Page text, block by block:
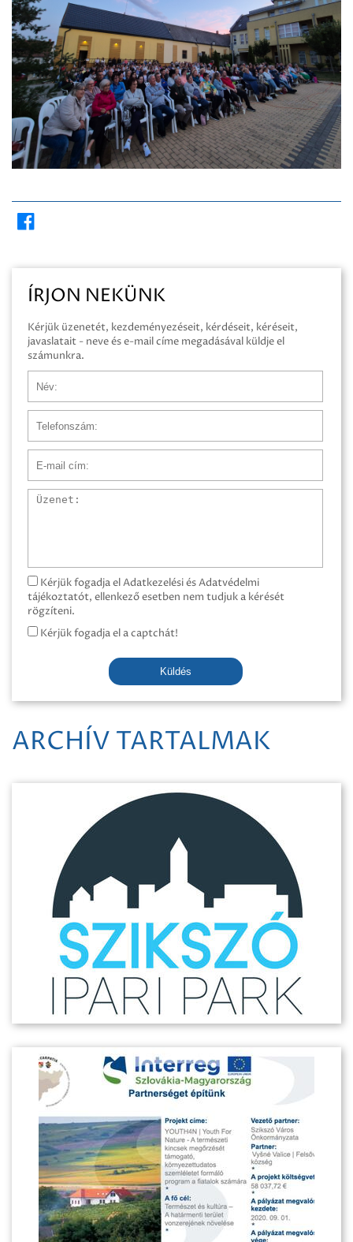
ÍRJON NEKÜNK
Kérjük üzenetét, kezdeményezéseit, kérdéseit, kéréseit,
javaslatait - neve és e-mail címe megadásával küldje el
számunkra.
Üzenet
Kérjük fogadja el Adatkezelési és Adatvédelmi
tájékoztatót, ellenkező esetben nem tudjuk a kérését
rögzíteni.
Kérjük fogadja el a captchát!
Küldés
ARCHÍV TARTALMAK